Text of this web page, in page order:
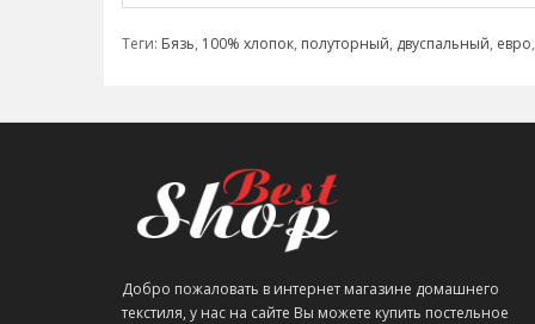
Теги: Бязь, 100% хлопок, полуторный, двуспальный, евро,
Добро пожаловать в интернет магазине домашнего
текстиля, у нас на сайте Вы можете купить постельное